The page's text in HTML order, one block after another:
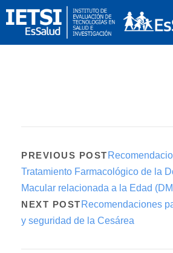
PREVIOUS POST
Tratamiento Farmacológico de la
Macular relacionada a la Edad
NEXT POST Recomendaciones
y seguridad de la Cesárea